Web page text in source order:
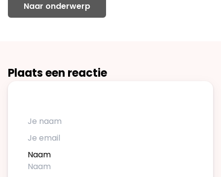
Naar onderwerp
Plaats een reactie
Naam